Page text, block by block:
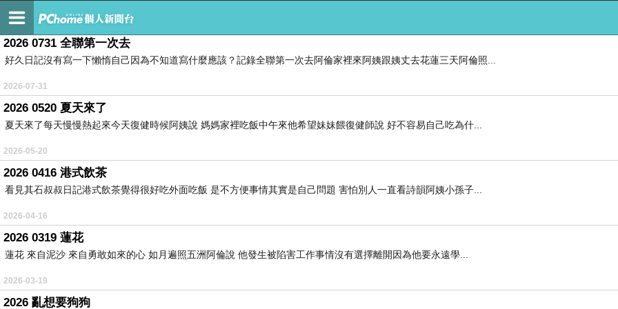
2013 生命路，自己走
2026 0731 全聯第一次去
好久日記沒有寫一下懶惰自己因為不知道寫什麼應該？記錄全聯第一次去阿倫家裡來阿姨跟姨丈去花蓮三天阿倫照...
2026-07-31
2026 0520 夏天來了
夏天來了每天慢慢熱起來今天復健時候阿姨說 媽媽家裡吃飯中午來他希望妹妹餵復健師說 好不容易自己吃為什...
2026-05-20
2026 0416 港式飲茶
看見其石叔叔日記港式飲茶覺得很好吃外面吃飯 是不方便事情其實是自己問題 害怕別人一直看詩韻阿姨小孫子...
2026-04-16
2026 0319 蓮花
蓮花 來自泥沙 來自勇敢如來的心 如月遍照五洲阿倫說 他發生被陷害工作事情沒有選擇離開因為他要永遠學...
2026-03-19
2026 亂想要狗狗